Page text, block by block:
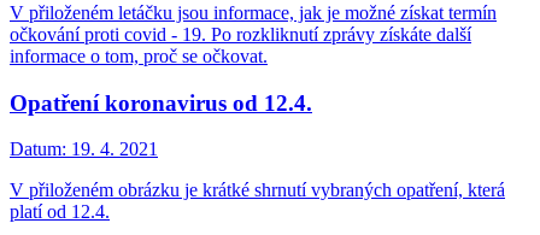
V přiloženém letáčku jsou informace, jak je možné získat termín
očkování proti covid - 19. Po rozkliknutí zprávy získáte další
informace o tom, proč se očkovat.
Opatření koronavirus od 12.4.
Datum: 19. 4. 2021
V přiloženém obrázku je krátké shrnutí vybraných opatření, která
platí od 12.4.